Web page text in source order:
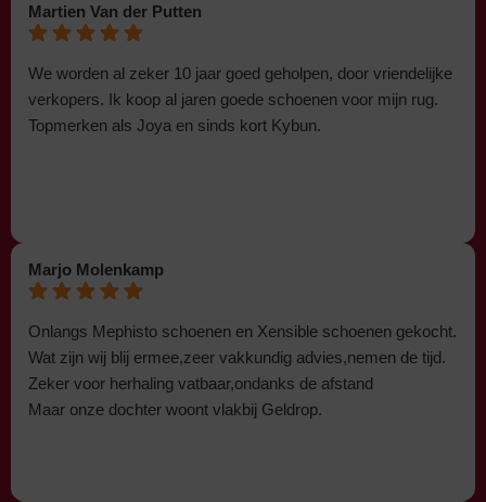
Martien Van der Putten
We worden al zeker 10 jaar goed geholpen, door vriendelijke
verkopers. Ik koop al jaren goede schoenen voor mijn rug.
Topmerken als Joya en sinds kort Kybun.
Marjo Molenkamp
Onlangs Mephisto schoenen en Xensible schoenen gekocht.
Wat zijn wij blij ermee,zeer vakkundig advies,nemen de tijd.
Zeker voor herhaling vatbaar,ondanks de afstand
Maar onze dochter woont vlakbij Geldrop.